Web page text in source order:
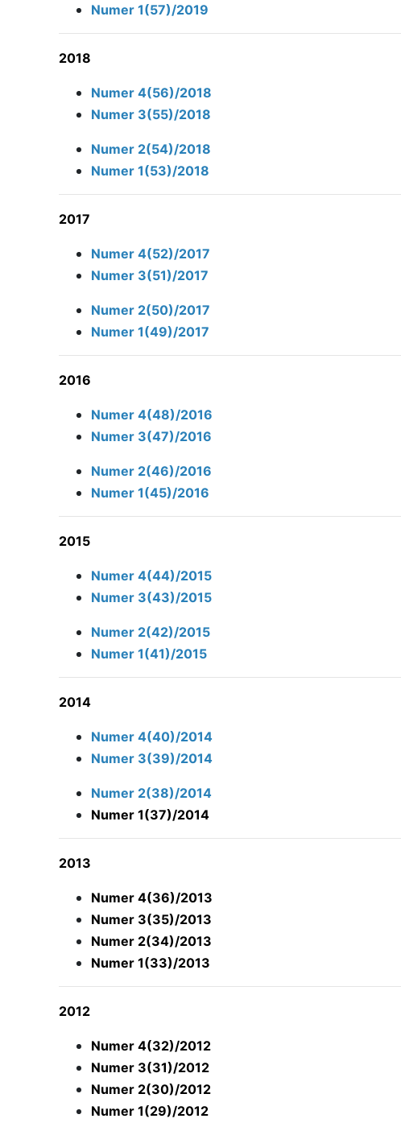
Numer 1(57)/2019
2018
Numer 4(56)/2018
Numer 3(55)/2018
Numer 2(54)/2018
Numer 1(53)/2018
2017
Numer 4(52)/2017
Numer 3(51)/2017
Numer 2(50)/2017
Numer 1(49)/2017
2016
Numer 4(48)/2016
Numer 3(47)/2016
Numer 2(46)/2016
Numer 1(45)/2016
2015
Numer 4(44)/2015
Numer 3(43)/2015
Numer 2(42)/2015
Numer 1(41)/2015
2014
Numer 4(40)/2014
Numer 3(39)/2014
Numer 2(38)/2014
Numer 1(37)/2014
2013
Numer 4(36)/2013
Numer 3(35)/2013
Numer 2(34)/2013
Numer 1(33)/2013
2012
Numer 4(32)/2012
Numer 3(31)/2012
Numer 2(30)/2012
Numer 1(29)/2012